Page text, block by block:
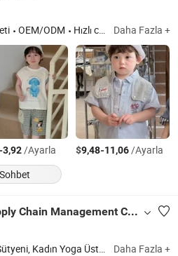
OEM/ODM Hızlı cevap Daha Fazla +
3,92/Ayarla $9,48-11,06/Ayarla
Sohbet
Shenzhen Energy Pig Supply Chain Management Co., Ltd.
Yoga Kıyafetleri, Kadın Yoga Sütyeni, Kadın Yoga Üstü, Kadın Yoga Ceket, Kadın Yoga Pantolonu, Kadın Yoga Şortları, Kadın Yoga Etek, Kadın Yoga Takımı, Kadın Yoga Bodysuit Daha Fazla +